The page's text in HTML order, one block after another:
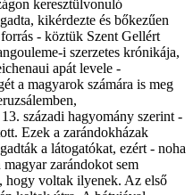
keresztülvonuló
kikérdezte és bőkezűen
- köztük Szent Gellért
i szerzetes krónikája,
apát levele -
a magyarok számára is meg
századi hagyomány szerint -
Ezek a zarándokházak
a látogatókat, ezért - noha
zarándokot sem
hogy voltak ilyenek. Az első